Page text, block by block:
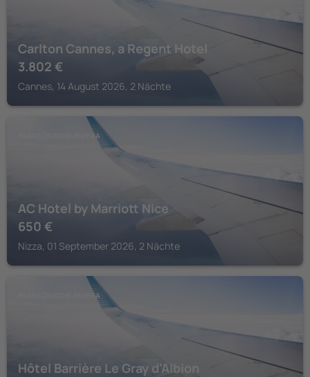
Carlton Cannes, a Regent Hotel
3.802 €
Cannes, 14 August 2026, 2 Nächte
FRANZÖSISCHE RIVIERA
AC Hotel by Marriott Nice
650 €
Nizza, 01 September 2026, 2 Nächte
FRANZÖSISCHE RIVIERA
Hôtel Barrière Le Gray d'Albion